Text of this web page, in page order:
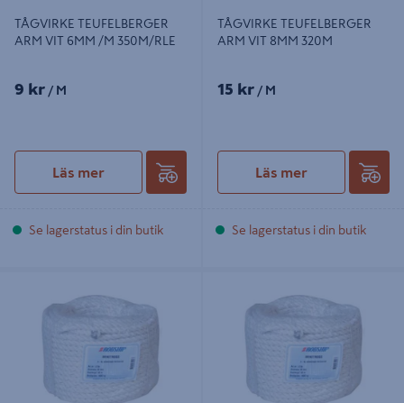
TÅGVIRKE TEUFELBERGER
ARM VIT 6MM /M 350M/RLE
9 kr / M
Läs mer
Se lagerstatus i din butik
TÅGVIRKE TEUFELBERGER
ARM VIT 8MM 320M
15 kr / M
Läs mer
Se lagerstatus i din butik
VIT 8MM 30M
VIT 10MM 30M